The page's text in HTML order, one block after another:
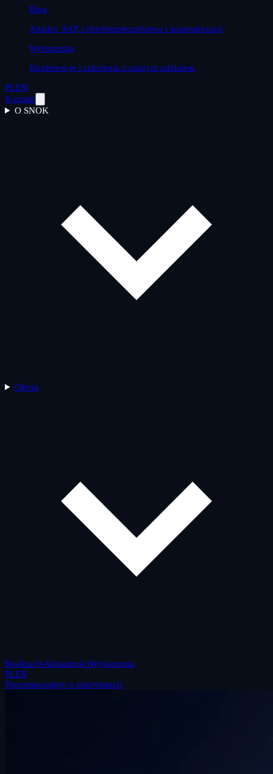
Blog
Analizy SAP, cyberbezpieczeństwa i automatyzacji
Wydarzenia
Konferencje i szkolenia z naszym udziałem
PLEN
Kontakt
O SNOK
Oferta
RealizacjeAktualnościWydarzenia
PLEN
Porozmawiajmy o priorytetach